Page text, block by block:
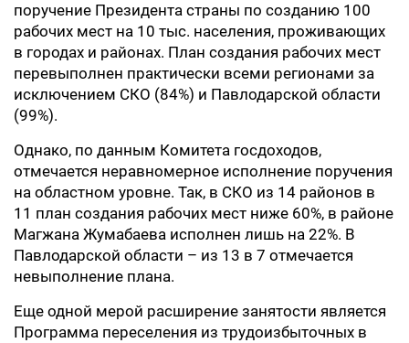
поручение Президента страны по созданию 100
рабочих мест на 10 тыс. населения, проживающих
в городах и районах. План создания рабочих мест
перевыполнен практически всеми регионами за
исключением СКО (84%) и Павлодарской области
(99%).
Однако, по данным Комитета госдоходов,
отмечается неравномерное исполнение поручения
на областном уровне. Так, в СКО из 14 районов в
11 план создания рабочих мест ниже 60%, в районе
Магжана Жумабаева исполнен лишь на 22%. В
Павлодарской области – из 13 в 7 отмечается
невыполнение плана.
Еще одной мерой расширение занятости является
Программа переселения из трудоизбыточных в